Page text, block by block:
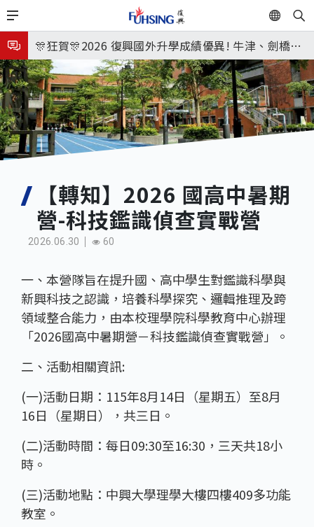
移
至
主
內
容
EN
🎉🎉🎉狂賀! 12望蘇同學榮錄MIT麻省理工學院，本校
連續兩年錄取世界第一學府！
🎊狂賀🎊2026 復興國外升學成績優異! 牛津、劍橋首
次雙星閃耀✨
115年校本部大學榜單再創佳績🎉，32％達醫學系錄
取標準、62%達台大錄取標準。各組合4科60級分9人
🎊
7月27日 中學暑輔開始
8月3日 分科成績公布
🎉🎉🎉狂賀! 12望蘇同學榮錄MIT麻省理工學院，本校
連續兩年錄取世界第一學府！
【轉知】2026 國高中暑期
營-科技鑑識偵查實戰營
2026.06.30 60
一、本營隊旨在提升國、高中學生對鑑識科學與
新興科技之認識，培養科學探究、邏輯推理及跨
領域整合能力，由本校理學院科學教育中心辦理
「2026國高中暑期營－科技鑑識偵查實戰營」。
二、活動相關資訊:
(一)活動日期：115年8月14日（星期五）至8月
16日（星期日），共三日。
(二)活動時間：每日09:30至16:30，三天共18小
時。
(三)活動地點：中興大學理學大樓四樓409多功能
教室。